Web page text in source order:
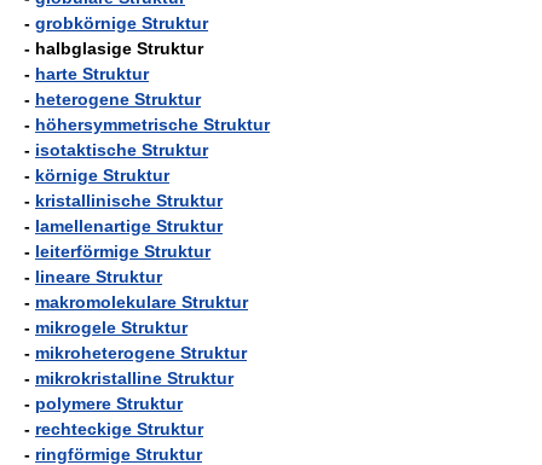
- grobkörnige Struktur
- halbglasige Struktur
- harte Struktur
- heterogene Struktur
- höhersymmetrische Struktur
- isotaktische Struktur
- körnige Struktur
- kristallinische Struktur
- lamellenartige Struktur
- leiterförmige Struktur
- lineare Struktur
- makromolekulare Struktur
- mikrogele Struktur
- mikroheterogene Struktur
- mikrokristalline Struktur
- polymere Struktur
- rechteckige Struktur
- ringförmige Struktur